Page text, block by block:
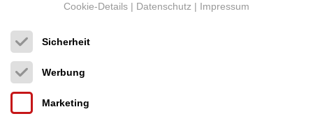
Ortofon
Tonabnehmer MC
Neupreis: 5.000 €
2.800 €
Cookie-Details | Datenschutz | Impressum
Sicherheit
Werbung
Marketing